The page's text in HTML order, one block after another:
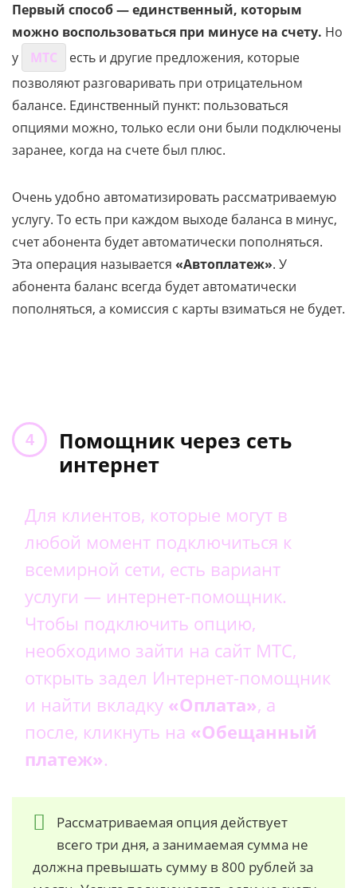
Первый способ — единственный, которым
можно воспользоваться при минусе на счету. Но
у
МТС
есть и другие предложения, которые
позволяют разговаривать при отрицательном
балансе. Единственный пункт: пользоваться
опциями можно, только если они были подключены
заранее, когда на счете был плюс.
Очень удобно автоматизировать рассматриваемую
услугу. То есть при каждом выходе баланса в минус,
счет абонента будет автоматически пополняться.
Эта операция называется «Автоплатеж». У
абонента баланс всегда будет автоматически
пополняться, а комиссия с карты взиматься не будет.
Помощник через сеть
интернет
Для клиентов, которые могут в
любой момент подключиться к
всемирной сети, есть вариант
услуги — интернет-помощник.
Чтобы подключить опцию,
необходимо зайти на сайт МТС,
открыть задел Интернет-помощник
и найти вкладку «Оплата», а
после, кликнуть на «Обещанный
платеж».
Рассматриваемая опция действует
всего три дня, а занимаемая сумма не
должна превышать сумму в 800 рублей за